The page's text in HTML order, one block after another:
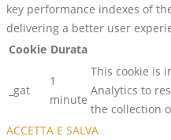
key performance indexes of
delivering a better user
Cookie Durata
_gat
1
minute
This cookie is
Analytics to
the collection
ACCETTA E SALVA